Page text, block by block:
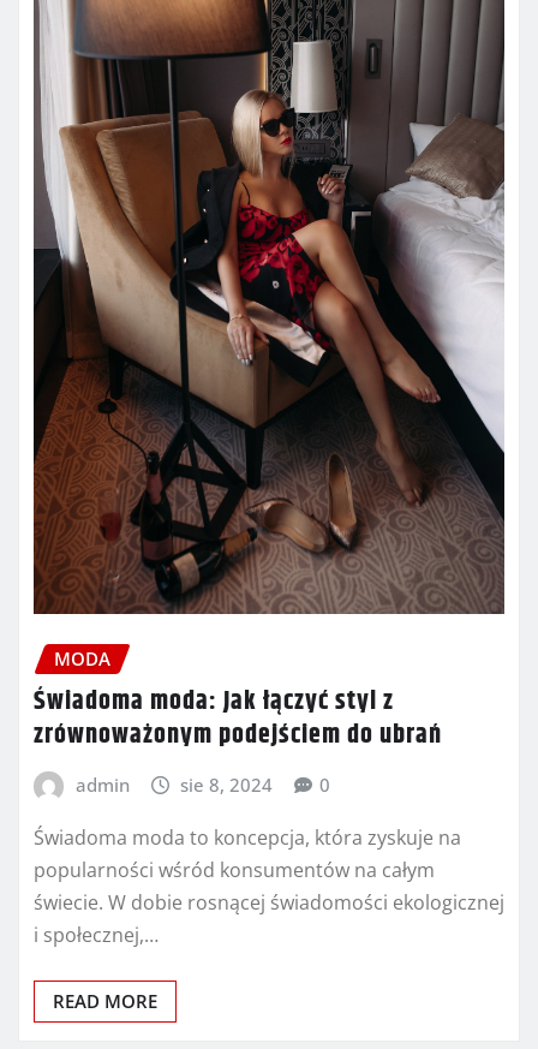
MODA
Świadoma moda: Jak łączyć styl z
zrównoważonym podejściem do ubrań
admin sie 8, 2024 0
Świadoma moda to koncepcja, która zyskuje na
popularności wśród konsumentów na całym
świecie. W dobie rosnącej świadomości ekologicznej
i społecznej,…
READ MORE